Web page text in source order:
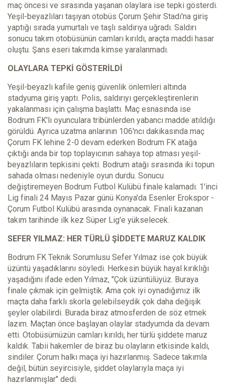
maç öncesi ve sırasında yaşanan olaylara ise tepki gösterdi.
Yeşil-beyazlıları taşıyan otobüs Çorum Şehir Stadı'na giriş
yaptığı sırada yumurtalı ve taşlı saldırıya uğradı. Saldırı
sonucu takım otobüsünün camları kırıldı, araçta maddi hasar
oluştu. Şans eseri takımda kimse yaralanmadı.
OLAYLARA TEPKİ GÖSTERİLDİ
Yeşil-beyazlı kafile geniş güvenlik önlemleri altında
stadyuma giriş yaptı. Polis, saldırıyı gerçekleştirenlerin
yakalanması için çalışma başlattı. Maç esnasında ise
Bodrum FK'lı oyunculara tribünlerden yabancı madde atıldığı
görüldü. Ayrıca uzatma anlarının 106'ncı dakikasında maç
Çorum FK lehine 2-0 devam ederken Bodrum FK atağa
çıktığı anda bir top toplayıcının sahaya top atması yeşil-
beyazlıların tepkisini çekti. Bodrum atağı sırasında iki topun
sahada olması nedeniyle oyun durdu. Sonucu
değiştiremeyen Bodrum Futbol Kulübü finale kalamadı. 1'inci
Lig finali 24 Mayıs Pazar günü Konya'da Esenler Erokspor -
Çorum Futbol Kulübü arasında oynanacak. Finali kazanan
takım tarihinde ilk kez Süper Lig'e yükselecek.
SEFER YILMAZ: HER TÜRLÜ ŞİDDETE MARUZ KALDIK
Bodrum FK Teknik Sorumlusu Sefer Yılmaz ise çok büyük
üzüntü yaşadıklarını söyledi. Herkesin büyük hayal kırıklığı
yaşadığını ifade eden Yılmaz, "Çok üzüntülüyüz. Buraya
finale çıkmak için gelmiştik. Ama çok iyi oynadığımız ilk
maçta daha farklı skorla gelebilseydik çok daha değişik
şeyler olabilirdi. Burada biraz atmosferden de söz etmek
lazım. Maçtan önce başlayan olaylar stadyumda da devam
etti. Otobüsümüzün camları kırıldı, her türlü şiddete maruz
kaldık. Tabii hakemler de biraz bu olayların etkisinde kaldı,
sindiler. Çorum halkı maça iyi hazırlanmış. Sadece takımla
değil, bütün seyircisiyle, şiddet olaylarıyla maça iyi
hazırlanmışlar" dedi.